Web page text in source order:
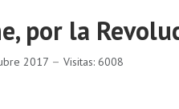
por la
2017 Visitas: 6008